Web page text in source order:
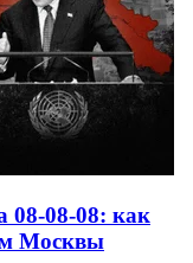
08-08-08: как
Москвы